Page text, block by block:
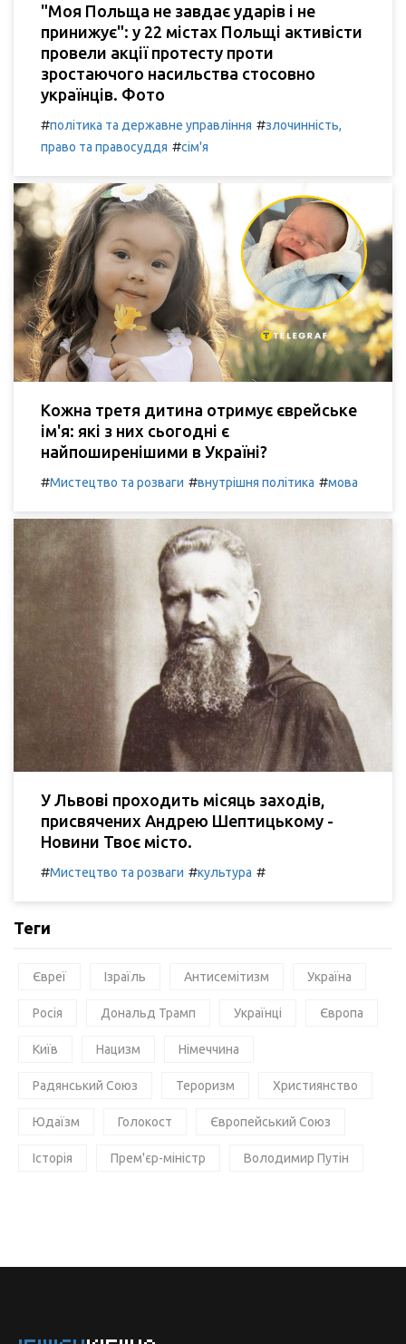
"Моя Польща не завдає ударів і не
принижує": у 22 містах Польщі активісти
провели акції протесту проти
зростаючого насильства стосовно
українців. Фото
#політика та державне управління #злочинність,
право та правосуддя #сім'я
Кожна третя дитина отримує єврейське
ім'я: які з них сьогодні є
найпоширенішими в Україні?
#Мистецтво та розваги #внутрішня політика #мова
У Львові проходить місяць заходів,
присвячених Андрею Шептицькому -
Новини Твоє місто.
#Мистецтво та розваги #культура #
Теги
Євреї Ізраїль Антисемітизм Україна
Росія Дональд Трамп Українці Європа
Київ Нацизм Німеччина
Радянський Союз Тероризм Християнство
Юдаїзм Голокост Європейський Союз
Історія Прем'єр-міністр Володимир Путін